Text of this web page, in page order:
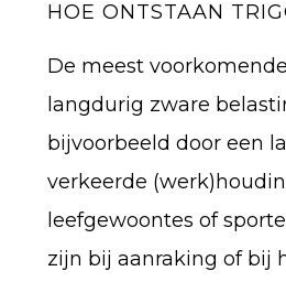
HOE ONTSTAAN
De meest
langdurig zware
bijvoorbeeld door een
verkeerde
leefgewoontes of
zijn bij aanraking of bij